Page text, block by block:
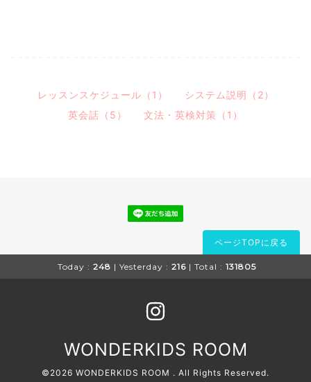
レッスンスケジュール（1）
システム説明（2）
英会話（5）
文法・英検対策（1）
ページTOPに戻る
Today : 248 | Yesterday : 216 | Total : 131805
WONDERKIDS ROOM
©2026 WONDERKIDS ROOM . All Rights Reserved.